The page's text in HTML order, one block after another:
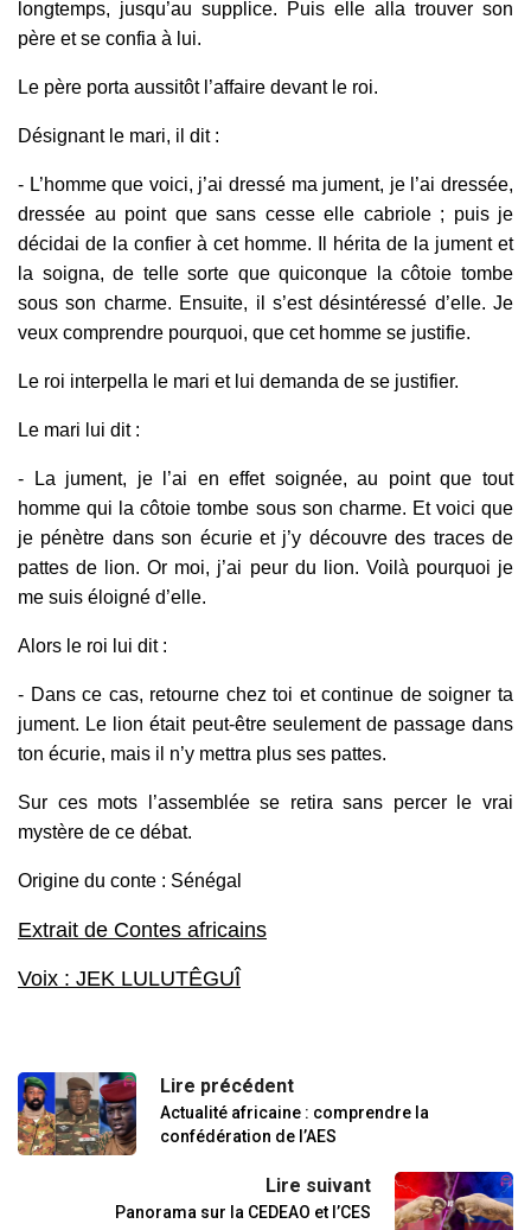
longtemps, jusqu’au supplice. Puis elle alla trouver son
père et se confia à lui.
Le père porta aussitôt l’affaire devant le roi.
Désignant le mari, il dit :
- L’homme que voici, j’ai dressé ma jument, je l’ai dressée,
dressée au point que sans cesse elle cabriole ; puis je
décidai de la confier à cet homme. Il hérita de la jument et
la soigna, de telle sorte que quiconque la côtoie tombe
sous son charme. Ensuite, il s’est désintéressé d’elle. Je
veux comprendre pourquoi, que cet homme se justifie.
Le roi interpella le mari et lui demanda de se justifier.
Le mari lui dit :
- La jument, je l’ai en effet soignée, au point que tout
homme qui la côtoie tombe sous son charme. Et voici que
je pénètre dans son écurie et j’y découvre des traces de
pattes de lion. Or moi, j’ai peur du lion. Voilà pourquoi je
me suis éloigné d’elle.
Alors le roi lui dit :
- Dans ce cas, retourne chez toi et continue de soigner ta
jument. Le lion était peut-être seulement de passage dans
ton écurie, mais il n’y mettra plus ses pattes.
Sur ces mots l’assemblée se retira sans percer le vrai
mystère de ce débat.
Origine du conte : Sénégal
Extrait de Contes africains
Voix : JEK LULUTÊGUÎ
Lire précédent
Actualité africaine : comprendre la
confédération de l’AES
Lire suivant
Panorama sur la CEDEAO et l’CES